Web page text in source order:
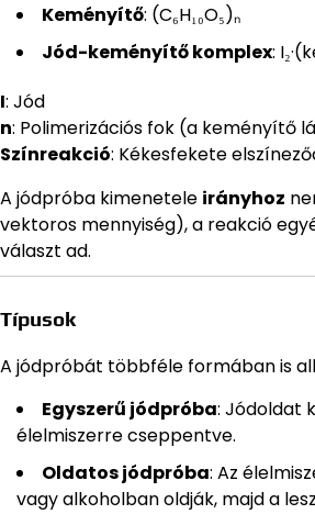
Keményítő: (C₆H₁₀O₅)ₙ
Jód-keményítő komplex:
I: Jód
n: Polimerizációs fok (a keményítő
Színreakció: Kékesfekete
A jódpróba kimenetele irányhoz
vektoros mennyiség), a reakció
választ ad.
Típusok
A jódpróbát többféle formában is
Egyszerű jódpróba: Jódoldat
élelmiszerre cseppentve.
Oldatos jódpróba: Az
vagy alkoholban oldják, majd a